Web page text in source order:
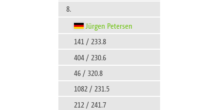
8.
Jürgen Petersen
141 / 233.8
404 / 230.6
46 / 320.8
1082 / 231.5
212 / 241.7